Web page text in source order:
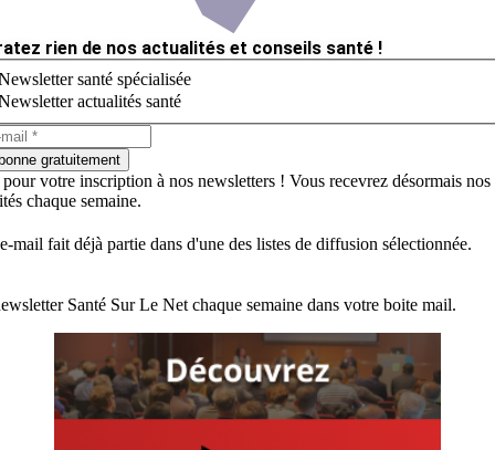
rien de nos actualités et conseils santé !
santé spécialisée
actualités santé
gratuitement
votre inscription à nos newsletters ! Vous recevrez désormais nos
chaque semaine.
mail fait déjà partie dans d'une des listes de diffusion sélectionnée.
Santé Sur Le Net chaque semaine dans votre boite mail.